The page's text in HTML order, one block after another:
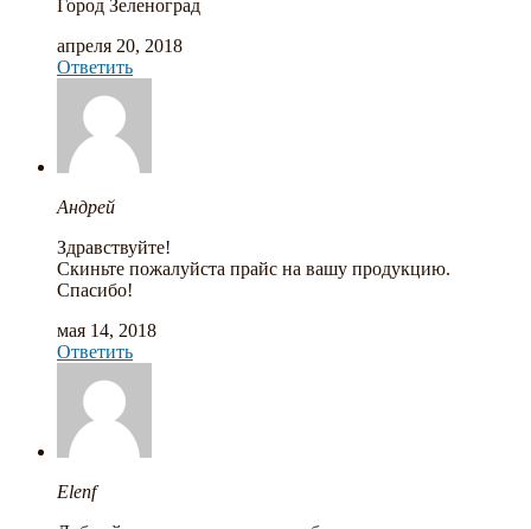
Город Зеленоград
апреля 20, 2018
Ответить
Андрей
Здравствуйте!
Скиньте пожалуйста прайс на вашу продукцию.
Спасибо!
мая 14, 2018
Ответить
Elenf